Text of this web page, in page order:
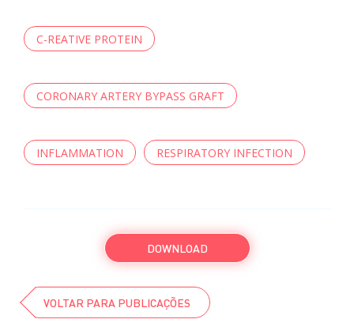
C-REATIVE PROTEIN
CORONARY ARTERY BYPASS GRAFT
INFLAMMATION RESPIRATORY INFECTION
DOWNLOAD
VOLTAR PARA PUBLICAÇÕES